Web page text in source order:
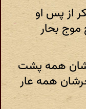
از پس او
بحار
همه پشت
همه عار